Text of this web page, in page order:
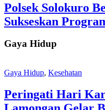
Polsek Solokuro
Sukseskan
Gaya Hidup
Gaya Hidup, Kesehatan
Peringati Hari